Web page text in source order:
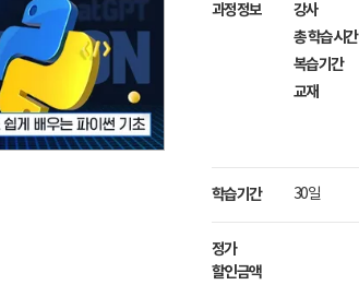
과정정보 강사
총 학습시간
복습기간
교재
학습기간 30일
정가
할인금액